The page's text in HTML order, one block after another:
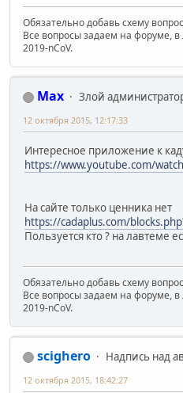
Обязательно добавь схему
Все вопросы задаем на форуме, в
2019-nCoV.
Max
Злой
12 октября 2015, 12:17:33
Интересное приложение к
https://www.youtube.com/
На сайте только ценника нет
https://cadaplus.com/
Пользуется кто ? на лавтеме
Обязательно добавь схему
Все вопросы задаем на форуме, в
2019-nCoV.
scighero
Надпись над
12 октября 2015, 18:42:27